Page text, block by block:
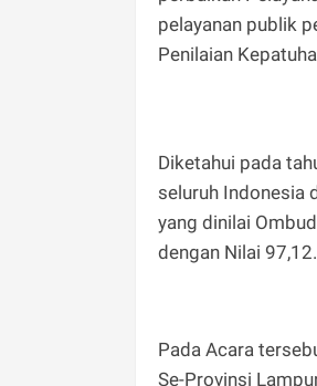
pelayanan publik
Penilaian
Diketahui pada
seluruh Indonesia
yang dinilai
dengan Nilai 97,12.
Pada Acara
Se-Provinsi